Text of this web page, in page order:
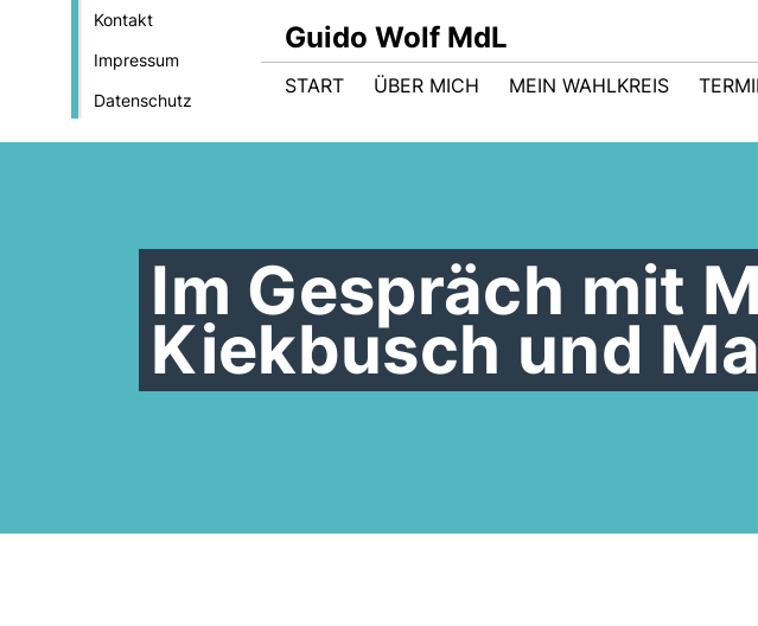
Kontakt
Impressum
Datenschutz
Guido Wolf MdL
START ÜBER MICH MEIN WAHLKREIS
Im Gespräch mit
Kiekbusch und